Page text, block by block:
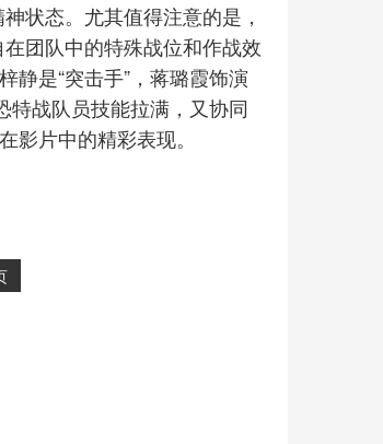
状态。尤其值得注意的是，
团队中的特殊战位和作战效
静是“突击手”，蒋璐霞饰演
特战队员技能拉满，又协同
影片中的精彩表现。